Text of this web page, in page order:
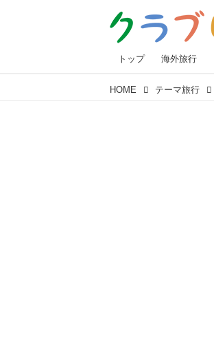
トップ 海外旅行
HOME テーマ旅行